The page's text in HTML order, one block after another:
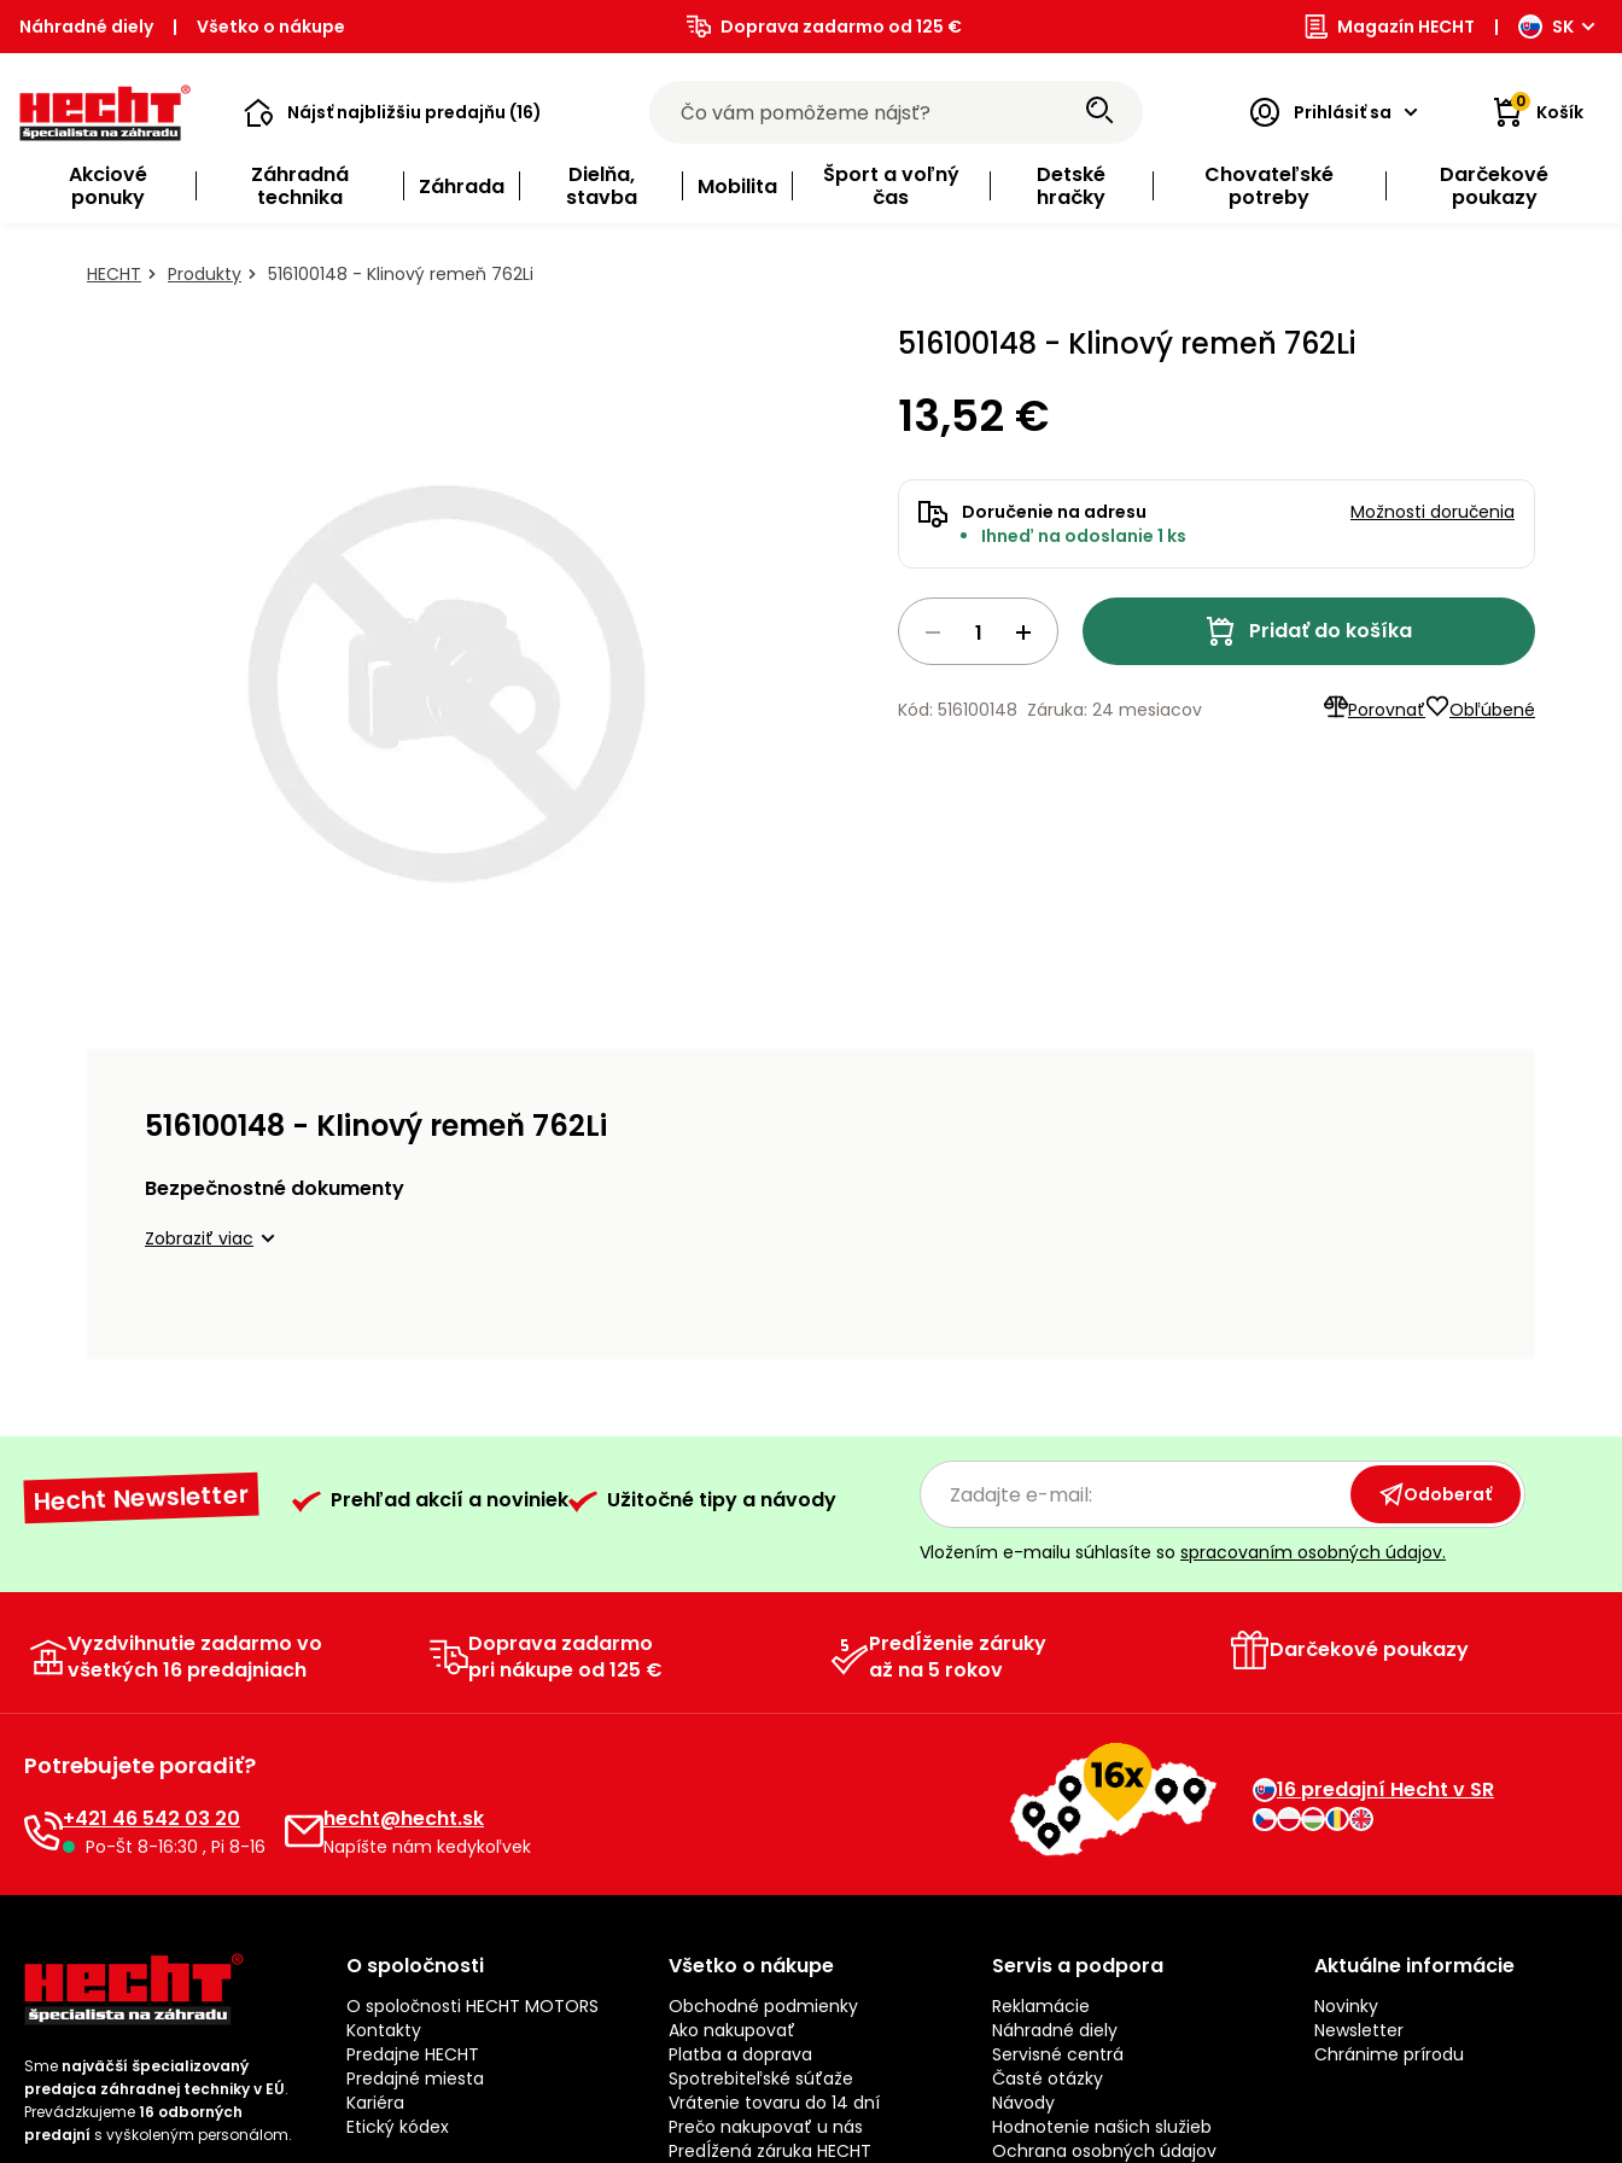
Náhradné diely | Všetko o nákupe Doprava zadarmo od 125 € Magazín HECHT | SK
Nájsť najbližšiu predajňu (16) Prihlásiť sa 0 Košík
Akciové
ponuky
Záhradná
technika
Záhrada
Dielňa,
stavba
Mobilita
Šport a voľný
čas
Detské
hračky
Chovateľské
potreby
Darčekové
poukazy
HECHT Produkty 516100148 - Klinový remeň 762Li
516100148 - Klinový remeň 762Li
13,52 €
Doručenie na adresu
Ihneď na odoslanie 1 ks
Možnosti doručenia
Pridať do košíka
Porovnať Obľúbené
Kód: 516100148 Záruka: 24 mesiacov
516100148 - Klinový remeň 762Li
Bezpečnostné dokumenty
Zobraziť viac
Hecht Newsletter Prehľad akcií a noviniek Užitočné tipy a návody Odoberať
Vložením e-mailu súhlasíte so spracovaním osobných údajov.
Vyzdvihnutie zadarmo vo
všetkých 16 predajniach
Doprava zadarmo
pri nákupe od 125 €
Predĺženie záruky
až na 5 rokov
Darčekové poukazy
Potrebujete poradiť?
+421 46 542 03 20
Po-Št 8-16:30 , Pi 8-16
hecht@hecht.sk
Napíšte nám kedykoľvek
16 predajní Hecht v SR
Sme najväčší špecializovaný
predajca záhradnej techniky v EÚ.
Prevádzkujeme16 odborných
predajní s vyškoleným personálom.
O spoločnosti
O spoločnosti HECHT MOTORS
Kontakty
Predajne HECHT
Predajné miesta
Kariéra
Etický kódex
Všetko o nákupe
Obchodné podmienky
Ako nakupovať
Platba a doprava
Spotrebiteľské súťaže
Vrátenie tovaru do 14 dní
Prečo nakupovať u nás
Predĺžená záruka HECHT
Servis a podpora
Reklamácie
Náhradné diely
Servisné centrá
Časté otázky
Návody
Hodnotenie našich služieb
Ochrana osobných údajov
Aktuálne informácie
Novinky
Newsletter
Chránime prírodu